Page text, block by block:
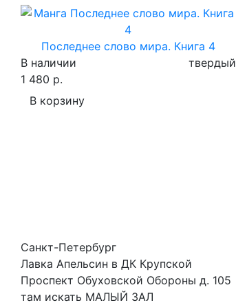
Последнее слово мира. Книга 4
В наличии
твердый
1 480 р.
В корзину
Санкт-Петербург
Лавка Апельсин в ДК Крупской
Проспект Обуховской Обороны д. 105
там искать МАЛЫЙ ЗАЛ